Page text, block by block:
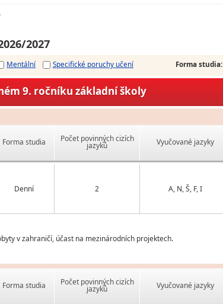
.
2027
Mentální Specifické poruchy učení Forma studia:
9. ročníku základní školy
Forma studia Počet povinných cizích
jazyků Vyučované jazyky
Denní 2 A, N, Š, F, I
v zahraničí, účast na mezinárodních projektech.
Forma studia Počet povinných cizích
jazyků Vyučované jazyky